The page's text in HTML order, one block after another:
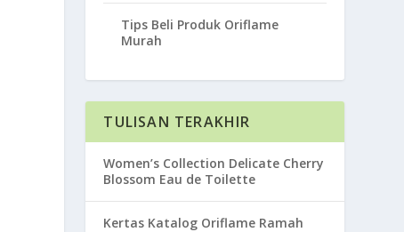
Tips Beli Produk Oriflame
Murah
TULISAN TERAKHIR
Women’s Collection Delicate Cherry
Blossom Eau de Toilette
Kertas Katalog Oriflame Ramah